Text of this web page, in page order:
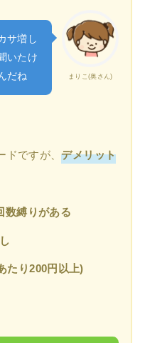
まりこ(奥さん)
サ増し
いたけ
だね
ドですが、デメリット
数縛りがある
たり200円以上)